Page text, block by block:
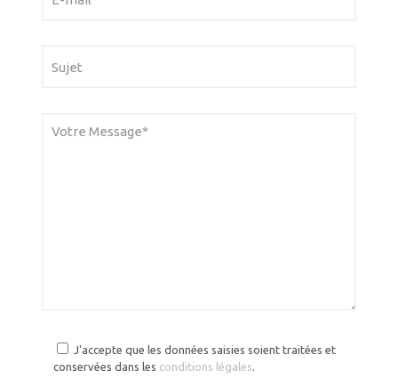
J'accepte que les données saisies soient traitées et
conservées dans les conditions légales.